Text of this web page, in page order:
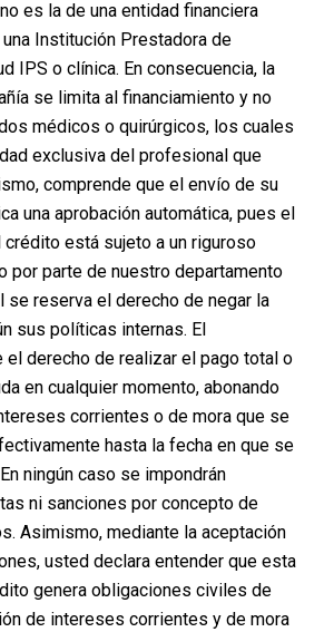
implante en la zona frontal es
las áreas que se desean rellenar
se realiza un diseño según las
del paciente, no es una
lo que hace que no necesite
de folículos pilosos, una vez
se pasa a la parte quirúrgica.
EL PROCEDIMIENTO?
unidad folicular, se realiza
cabelludo.
local en la zona donante (región
paciente semisentado.
es la de una entidad financiera
Institución Prestadora de
IPS o clínica. En consecuencia, la
se limita al financiamiento y no
médicos o quirúrgicos, los cuales
exclusiva del profesional que
comprende que el envío de su
una aprobación automática, pues el
está sujeto a un riguroso
por parte de nuestro departamento
se reserva el derecho de negar la
sus políticas internas. El
el derecho de realizar el pago total o
en cualquier momento, abonando
corrientes o de mora que se
hasta la fecha en que se
ningún caso se impondrán
ni sanciones por concepto de
Asimismo, mediante la aceptación
usted declara entender que esta
genera obligaciones civiles de
de intereses corrientes y de mora